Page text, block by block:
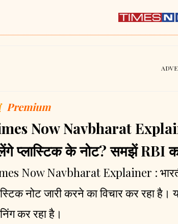
Premium
Now Navbharat
प्लास्टिक के नोट? समझें RBI
Now Navbharat Explainer :
नोट जारी करने का विचार कर रहा
कर रहा है।